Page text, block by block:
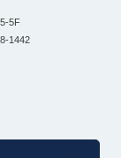
5F
1442